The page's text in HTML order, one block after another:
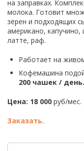
на заправках.
молока. Готовит
зёрен и подходящих
американо,
латте, раф.
Работает на
Кофемашина
200 чашек / день.
Цена: 18 000 руб/мес.
Заказать.